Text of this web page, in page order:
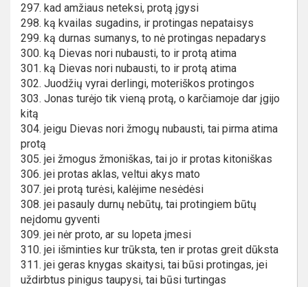
297. kad amžiaus neteksi, protą įgysi
298. ką kvailas sugadins, ir protingas nepataisys
299. ką durnas sumanys, to nė protingas nepadarys
300. ką Dievas nori nubausti, to ir protą atima
301. ką Dievas nori nubausti, to ir protą atima
302. Juodžių vyrai derlingi, moteriškos protingos
303. Jonas turėjo tik vieną protą, o karčiamoje dar įgijo
kitą
304. jeigu Dievas nori žmogų nubausti, tai pirma atima
protą
305. jei žmogus žmoniškas, tai jo ir protas kitoniškas
306. jei protas aklas, veltui akys mato
307. jei protą turėsi, kalėjime nesėdėsi
308. jei pasauly durnų nebūtų, tai protingiem būtų
neįdomu gyventi
309. jei nėr proto, ar su lopeta įmesi
310. jei išminties kur trūksta, ten ir protas greit dūksta
311. jei geras knygas skaitysi, tai būsi protingas, jei
uždirbtus pinigus taupysi, tai būsi turtingas